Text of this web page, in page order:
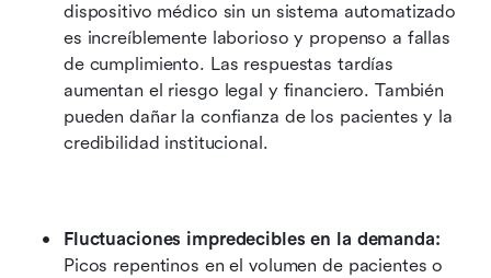
dispositivo médico sin un sistema automatizado
es increíblemente laborioso y propenso a fallas
de cumplimiento. Las respuestas tardías
aumentan el riesgo legal y financiero. También
pueden dañar la confianza de los pacientes y la
credibilidad institucional.
Fluctuaciones impredecibles en la demanda:
Picos repentinos en el volumen de pacientes o